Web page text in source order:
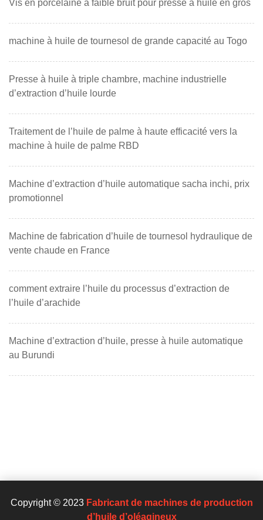
Vis en porcelaine à faible bruit pour presse à huile en gros
machine à huile de tournesol de grande capacité au Togo
Presse à huile à triple chambre, machine industrielle
d’extraction d’huile lourde
Traitement de l’huile de palme à haute efficacité vers la
machine à huile de palme RBD
Machine d’extraction d’huile automatique sacha inchi, prix
promotionnel
Machine de fabrication d’huile de tournesol hydraulique de
vente chaude en France
comment extraire l’huile du processus d’extraction de
l’huile d’arachide
Machine d’extraction d’huile, presse à huile automatique
au Burundi
Copyright © 2023 Fabricant de machines de production
d’huile d’oléagineux